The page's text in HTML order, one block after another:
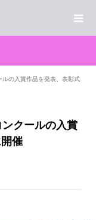
ルの入賞作品を発表、表彰式
ンクールの入賞
催